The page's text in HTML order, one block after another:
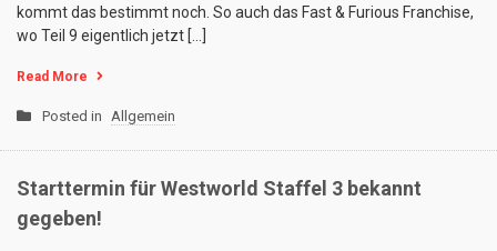
kommt das bestimmt noch. So auch das Fast & Furious Franchise,
wo Teil 9 eigentlich jetzt […]
Read More
Posted in Allgemein
Starttermin für Westworld Staffel 3 bekannt
gegeben!